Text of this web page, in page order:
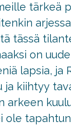
tärkeä
tässä
on
lapsia, ja
ja kiihtyy
arkeen
ole